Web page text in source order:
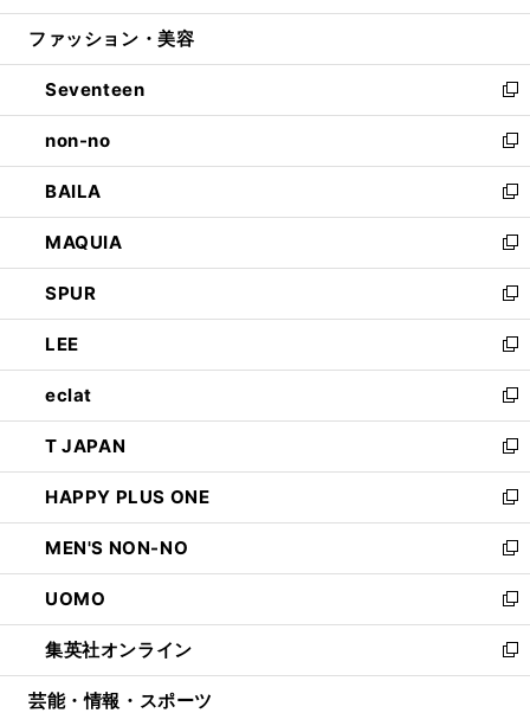
開
ウ
開
く
ン
ウ
で
開
く
ウ
ン
ド
ウ
で
開
く
ファッション・美容
Seventeen
新
し
い
ウ
ィ
ン
ド
ウ
で
開
く
non-no
新
し
い
ウ
ィ
ン
ド
ウ
で
開
く
BAILA
新
し
い
ウ
ィ
ン
ド
ウ
で
開
く
MAQUIA
新
し
い
ウ
ィ
ン
ド
ウ
で
開
く
SPUR
新
し
い
ウ
ィ
ン
ド
ウ
で
開
く
LEE
新
し
い
ウ
ィ
ン
ド
ウ
で
開
く
eclat
新
し
い
ウ
ィ
ン
ド
ウ
で
開
く
T JAPAN
新
し
い
ウ
ィ
ン
ド
ウ
で
開
HAPPY PLUS ONE
新
し
い
ウ
ィ
ン
ド
ウ
MEN'S NON-NO
新
し
い
ウ
ィ
ン
UOMO
新
し
い
ウ
集英社オンライン
新
し
芸能・情報・スポーツ